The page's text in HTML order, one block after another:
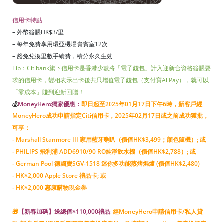
信用卡特點
– 外幣簽賬HK$3/里
– 每年免費享用環亞機場貴賓室12次
– 豁免兌換里數手續費，積分永久生效
Tip：Citibank旗下信用卡是香港少數將「電子錢包」計入迎新合資格簽賬要
求的信用卡，變相表示出卡後共只增值電子錢包（支付寶AliPay），就可以
「零成本」賺到迎新回贈！
💰MoneyHero獨家優惠： 即日起至2025年01月17日下午6時，新客戶經
MoneyHero成功申請指定Citi信用卡，2025年02月17日或之前成功獲批，
可享：
- Marshall Stanmore III 家用藍牙喇叭（價值HK$3,499；顏色隨機）; 或
- PHILIPS 飛利浦 ADD6910/90 RO純淨飲水機（價值HK$2,788）; 或
- German Pool 德國寶SGV-1518 迷你多功能蒸烤焗爐 (價值HK$2,480)
- HK$2,000 Apple Store 禮品卡; 或
- HK$2,000 惠康購物現金券
🎁 【新春加碼】送總值$110,000禮品:經MoneyHero申請信用卡/私人貸